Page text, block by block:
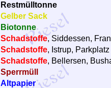
Restmülltonne
Gelber Sack
Biotonne
Schadstoffe, Siddessen,
Schadstoffe, Istrup,
Schadstoffe, Bellersen,
Sperrmüll
Altpapier